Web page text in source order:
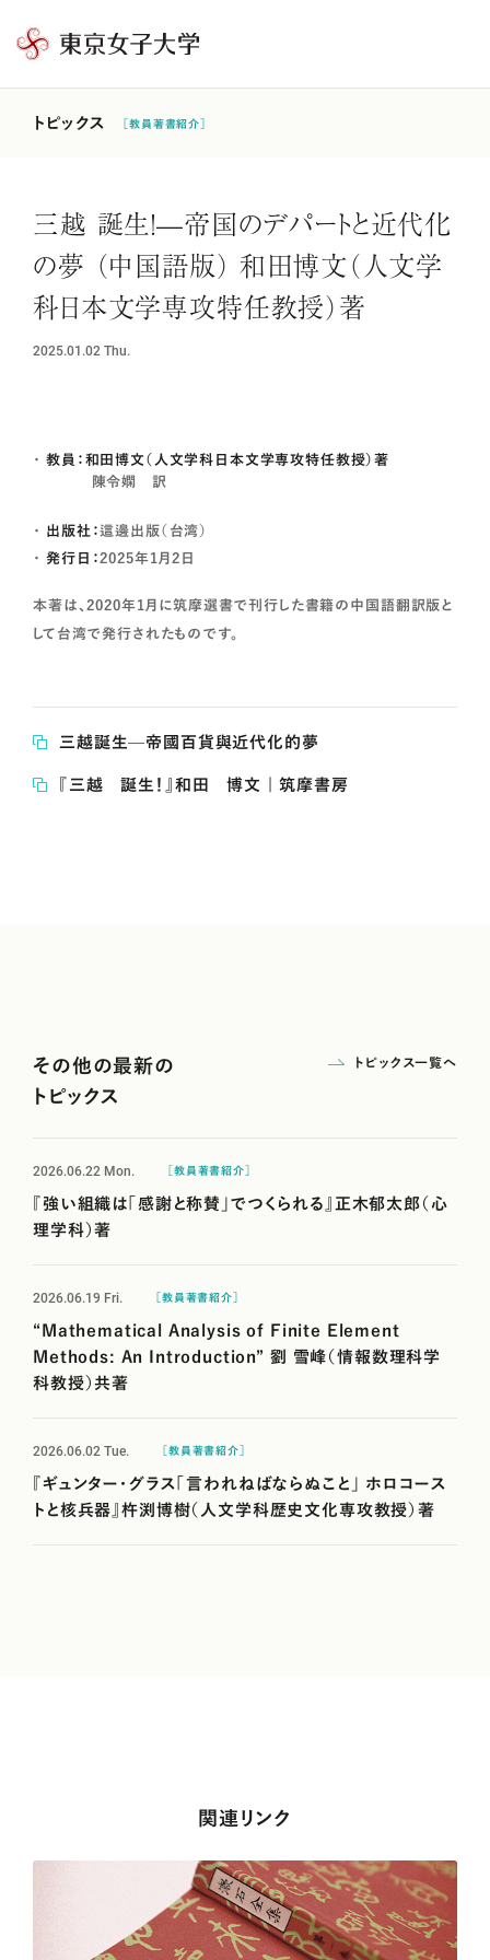
東
トピックス ［教員著書紹介］
三越 誕生！—帝国のデパートと近代化
の夢 （中国語版） 和田博文（人文学
科日本文学専攻特任教授）著
2025.01.02 Thu.
教員：和田博文（人文学科日本文学専攻特任教授）著
陳令嫻 訳
出版社：這邊出版（台湾）
発行日：2025年1月2日
本著は、2020年1月に筑摩選書で刊行した書籍の中国語翻訳版と
して台湾で発行されたものです。
三越誕生—帝國百貨與近代化的夢
『三越 誕生！』和田 博文 | 筑摩書房
その他の最新の
トピックス
トピックス一覧へ
2026.06.22 Mon. ［教員著書紹介］
『強い組織は「感謝と称賛」でつくられる』正木郁太郎（心
理学科）著
2026.06.19 Fri. ［教員著書紹介］
“Mathematical Analysis of Finite Element
Methods: An Introduction” 劉 雪峰（情報数理科学
科教授）共著
2026.06.02 Tue. ［教員著書紹介］
『ギュンター・グラス「言われねばならぬこと」 ホロコース
トと核兵器』杵渕博樹（人文学科歴史文化専攻教授）著
関連リンク